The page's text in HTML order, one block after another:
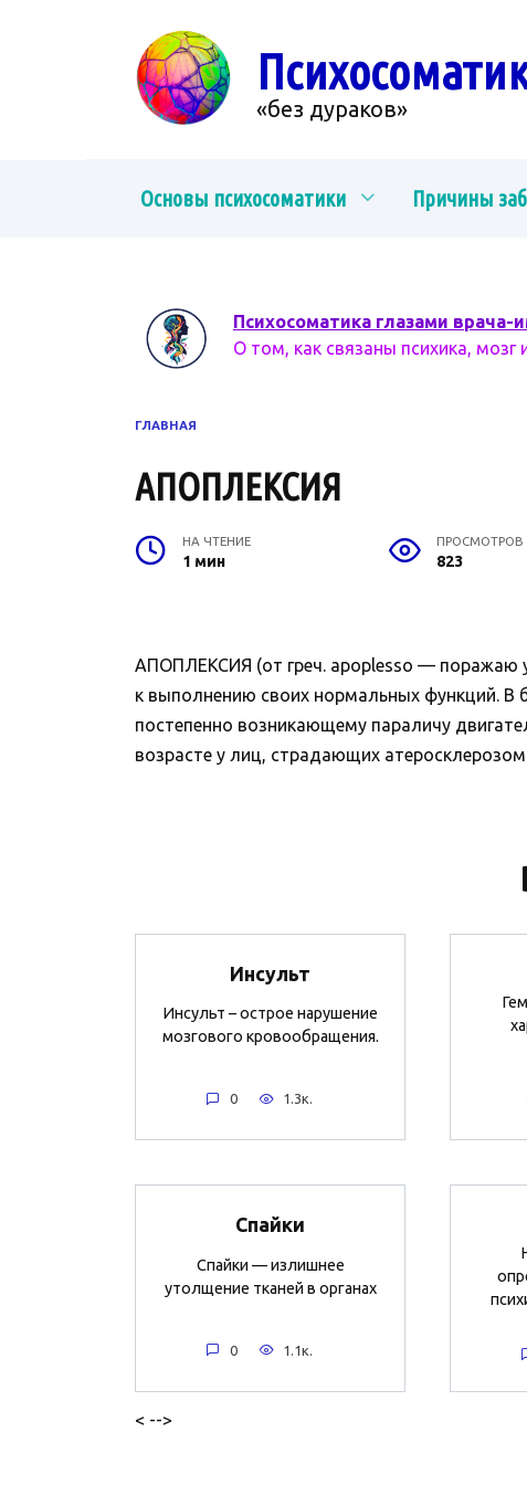
«без дураков»
Основы психосоматики Причины
Психосоматика глазами врача-
О том, как связаны психика, мозг
ГЛАВНАЯ
АПОПЛЕКСИЯ
НА ЧТЕНИЕ
1 мин
ПРОСМОТРОВ
823
АПОПЛЕКСИЯ (от греч. apoplesso — поражаю
к выполнению своих нормальных функций. В
постепенно возникающему параличу
возрасте у лиц, страдающих
Инсульт
Инсульт – острое нарушение
мозгового кровообращения.
0 1.3к.
Спайки
Спайки — излишнее
утолщение тканей в органах
0 1.1к.
< -->